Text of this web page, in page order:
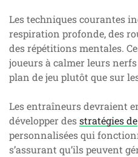
Les techniques courantes
respiration profonde, des
des répétitions mentales.
joueurs à calmer leurs
plan de jeu plutôt que sur
Les entraîneurs devraient
développer desstratégies de
personnalisées qui
s’assurant qu’ils peuvent